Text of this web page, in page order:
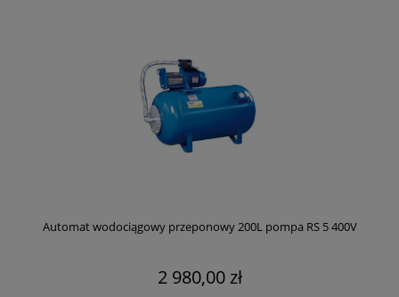
Automat wodociągowy przeponowy 200L pompa RS 5 400V
2 980,00 zł